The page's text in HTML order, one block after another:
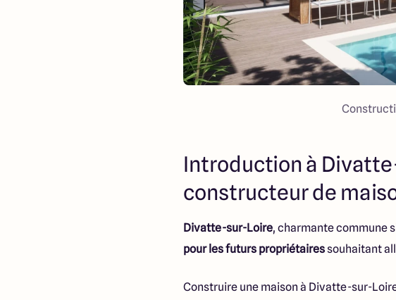
Introduction à
constructeur de
Divatte-sur-Loire, charmante commune
pour les futurs propriétairessouhaitant
Construire une maison à Divatte-sur-